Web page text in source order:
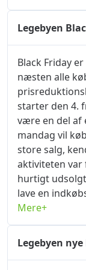
de indsendte
hjemmesiden
bekræftelsen
følge
indsende
kuponer og
med
bedste
besøg. Jeg
legebyen.dk!
Legebyen
Black Friday
næsten alle
starter den 4.
være en del af
mandag vil
store salg,
aktiviteten
hurtigt
lave en
uden tøven,
Black Friday-
rabat på alle
uddeler
Mere+
Legebyen